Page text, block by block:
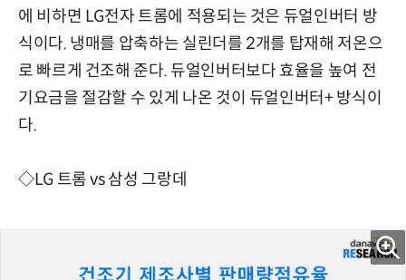
에 비하면 LG전자 트롬에 적용되는 것은 듀얼인버터 방
식이다. 냉매를 압축하는 실린더를 2개를 탑재해 저온으
로 빠르게 건조해 준다. 듀얼인버터보다 효율을 높여 전
기요금을 절감할 수 있게 나온 것이 듀얼인버터+ 방식이
다.
◇LG 트롬 vs 삼성 그랑데